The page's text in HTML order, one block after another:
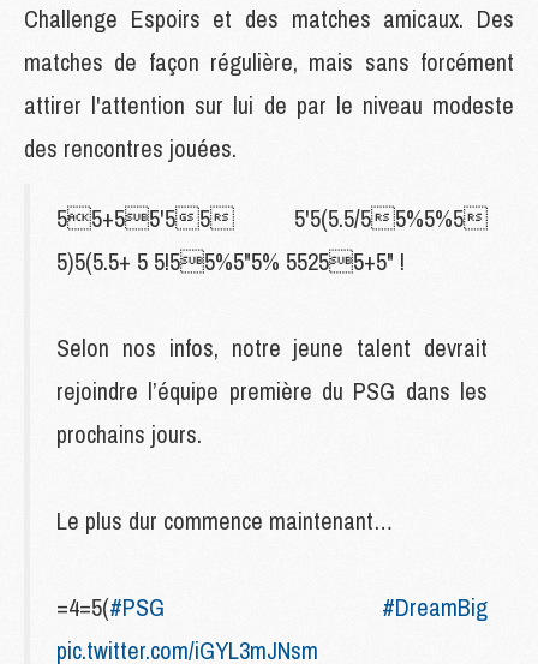
Challenge Espoirs et des matches amicaux. Des
matches de façon régulière, mais sans forcément
attirer l'attention sur lui de par le niveau modeste
des rencontres jouées.
55+55'55 5'5(5.5/55%5%5
5)5(5.5+ 5 5!55%5"5% 55255+5" !
Selon nos infos, notre jeune talent devrait
rejoindre l’équipe première du PSG dans les
prochains jours.
Le plus dur commence maintenant…
=4=5(#PSG
#DreamBig
pic.twitter.com/iGYL3mJNsm